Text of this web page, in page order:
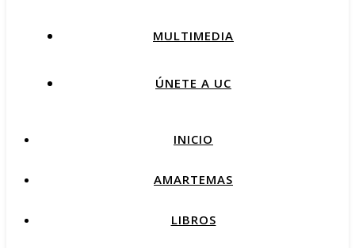
MULTIMEDIA
ÚNETE A UC
INICIO
AMARTEMAS
LIBROS